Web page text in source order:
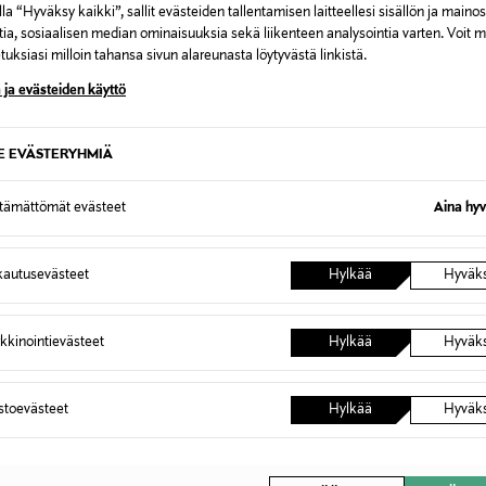
“Hyväksy kaikki”, sallit evästeiden tallentamisen laitteellesi sisällön ja
sosiaalisen median ominaisuuksia sekä liikenteen analysointia varten. Voit
milloin tahansa sivun alareunasta löytyvästä linkistä.
ja evästeiden käyttö
EVÄSTERYHMIÄ
evästeet Aina
Hylkää
Hylkää
Hylkää
Elsa-naamio
Original Price
28,99 €
Original
28,99 €